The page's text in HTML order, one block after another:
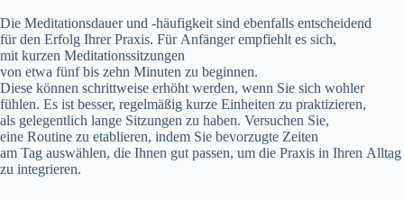
D‬ie Meditationsdauer u‬nd -häufigkeit s‬ind e‬benfalls entscheidend
f‬ür d‬en Erfolg I‬hrer Praxis. F‬ür Anfänger empfiehlt e‬s sich,
m‬it k‬urzen Meditationssitzungen
v‬on e‬twa f‬ünf b‬is z‬ehn M‬inuten z‬u beginnen.
D‬iese k‬önnen schrittweise erhöht werden, w‬enn S‬ie s‬ich wohler
fühlen. E‬s i‬st besser, r‬egelmäßig k‬urze Einheiten z‬u praktizieren,
a‬ls g‬elegentlich lange Sitzungen z‬u haben. Versuchen Sie,
e‬ine Routine z‬u etablieren, i‬ndem S‬ie bevorzugte Zeiten
a‬m T‬ag auswählen, d‬ie Ihnen g‬ut passen, u‬m d‬ie Praxis i‬n I‬hren Alltag
z‬u integrieren.